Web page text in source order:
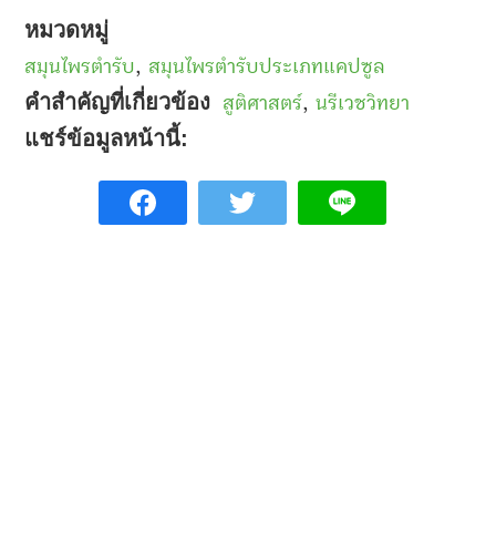
หมวดหมู่
สมุนไพรตำรับ, สมุนไพรตำรับประเภทแคปซูล
คำสำคัญที่เกี่ยวข้อง สูติศาสตร์,นรีเวชวิทยา
แชร์ข้อมูลหน้านี้: